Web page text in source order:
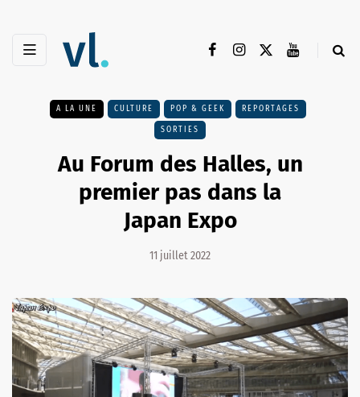
A LA UNE CULTURE POP & GEEK REPORTAGES
SORTIES
Au Forum des Halles, un
premier pas dans la
Japan Expo
11 juillet 2022